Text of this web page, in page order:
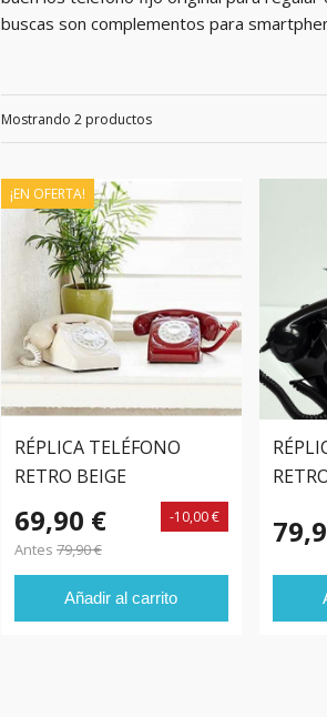
buscas son complementos para
Mostrando 2 productos
RÉPLICA TELÉFONO
RETRO BEIGE
69,90 €
Antes 79,90 €
-10,00 €
Añadir al carrito
¡EN OFERTA!